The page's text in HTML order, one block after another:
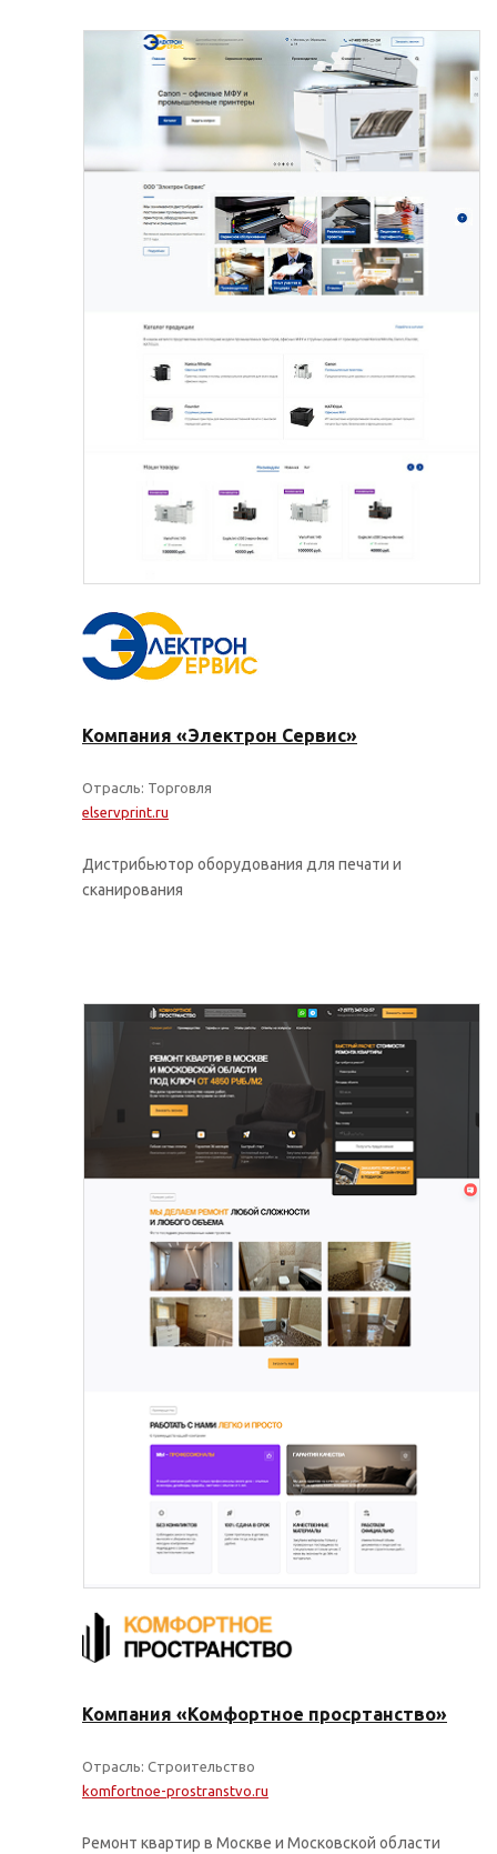
Компания «Электрон Сервис»
Отрасль: Торговля
elservprint.ru
Дистрибьютор оборудования для печати и
сканирования
Компания «Комфортное просртанство»
Отрасль: Строительство
komfortnoe-prostranstvo.ru
Ремонт квартир в Москве и Московской области